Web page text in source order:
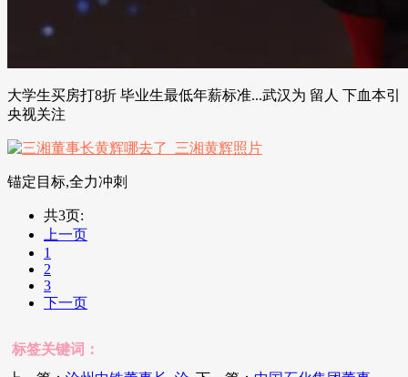
大学生买房打8折 毕业生最低年薪标准...武汉为 留人 下血本引
央视关注
锚定目标,全力冲刺
共3页:
上一页
1
2
3
下一页
标签关键词：